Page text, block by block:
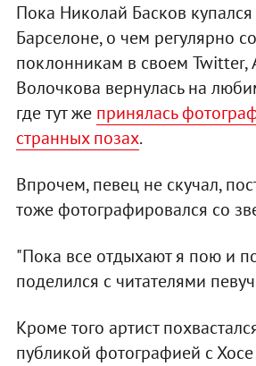
Пока Николай Басков купался
Барселоне, о чем регулярно
поклонникам в своем Twitter,
Волочкова вернулась на
где тут же принялась
странных позах.
Впрочем, певец не скучал,
тоже фотографировался со
"Пока все отдыхают я пою и
поделился с читателями
Кроме того артист
публикой фотографией с